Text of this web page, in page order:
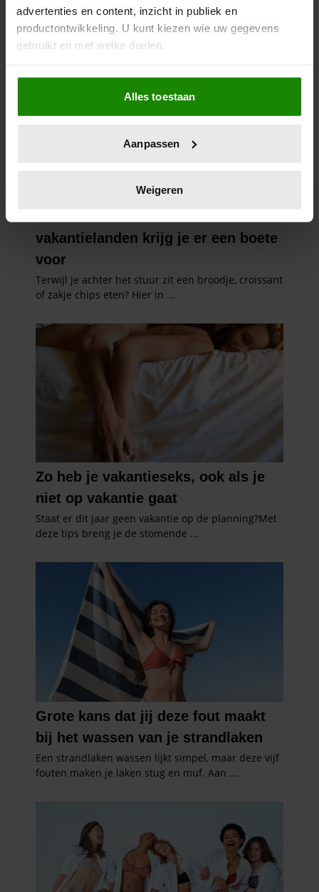
advertenties en content, inzicht in publiek en
productontwikkeling. U kunt kiezen wie uw gegevens
gebruikt en met welke doelen.
Als u het toestaat, willen we ook graag:
Informatie verzamelen over uw geografische
locatie, die tot een paar meter nauwkeurig kan zijn
scannen op specifieke eigenschappen (fingerprinting)
verwerkt en stel uw voorkeuren in het
intrekken in de Cookieverklaring.
We gebruiken cookies om content en advertenties te
en om ons websiteverkeer te analyseren. Ook delen we
partners voor social media, adverteren en analyse. Deze
partners kunnen deze gegevens combineren met andere
informatie die u aan ze heeft verstrekt of die ze hebben
verzameld op basis van uw gebruik van hun services. U
gaat akkoord met onze cookies als u onze website blijft
Alles toestaan
Aanpassen
Weigeren